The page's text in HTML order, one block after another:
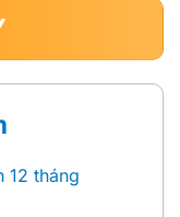
12 tháng